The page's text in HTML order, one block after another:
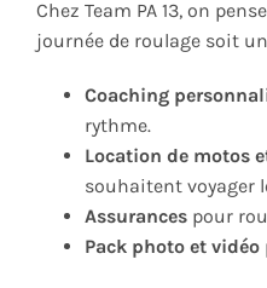
Chez Team PA 13, on
journée de roulage soit
Coaching
rythme.
Location de motos
souhaitent voyager
Assurances pour
Pack photo et vidéo